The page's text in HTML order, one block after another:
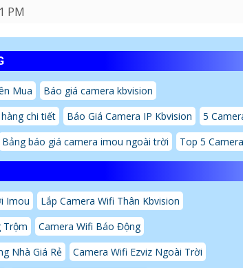
PM
Mua
Báo giá camera kbvision
chi tiết
Báo Giá Camera IP Kbvision
5
Bảng báo giá camera imou ngoài trời Top 5
Imou
Lắp Camera Wifi Thân Kbvision
Trộm
Camera Wifi Báo Động
Nhà Giá Rẻ
Camera Wifi Ezviz Ngoài Trời